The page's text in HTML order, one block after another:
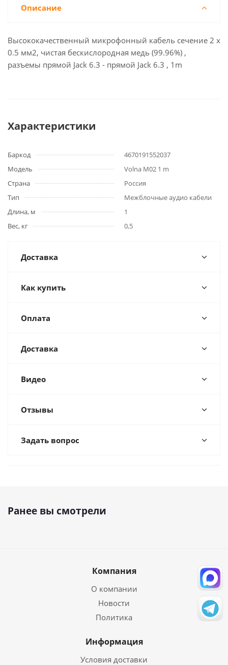
Описание
Высококачественный микрофонный кабель сечение 2 х
0.5 мм2, чистая бескислородная медь (99.96%) ,
разъемы прямой Jack 6.3 - прямой Jack 6.3 , 1m
Характеристики
Баркод
4670191552037
Модель
Volna M02 1 m
Страна
Россия
Тип
Межблочные аудио кабели
Длина, м
1
Вес, кг
0,5
Доставка
Как купить
Оплата
Доставка
Видео
Отзывы
Задать вопрос
Ранее вы смотрели
Компания
О компании
Новости
Политика
Информация
Условия доставки